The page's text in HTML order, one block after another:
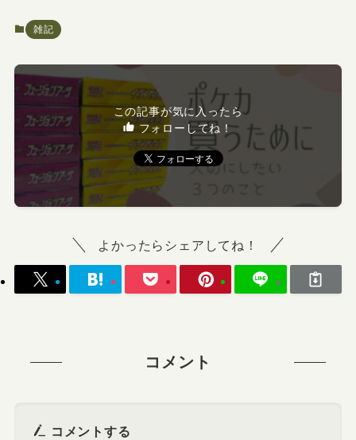
雑記
この記事が気に入ったら
フォローしてね！
よかったらシェアしてね！
コメント
コメントする